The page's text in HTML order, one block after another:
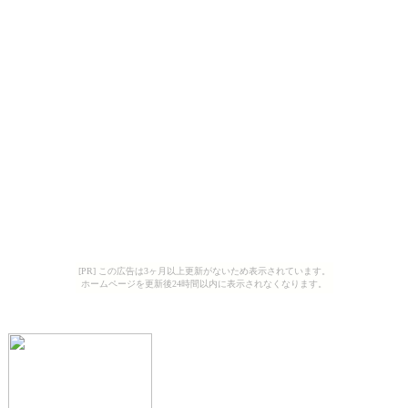
[PR] この広告は3ヶ月以上更新がないため表示されています。
ホームページを更新後24時間以内に表示されなくなります。